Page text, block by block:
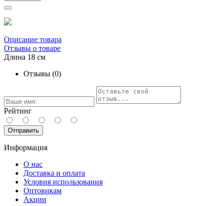
Описание товара
Отзывы о товаре
Длина 18 см
Отзывы (0)
Рейтинг
Отправить
Информация
О нас
Доставка и оплата
Условия использования
Оптовикам
Акции